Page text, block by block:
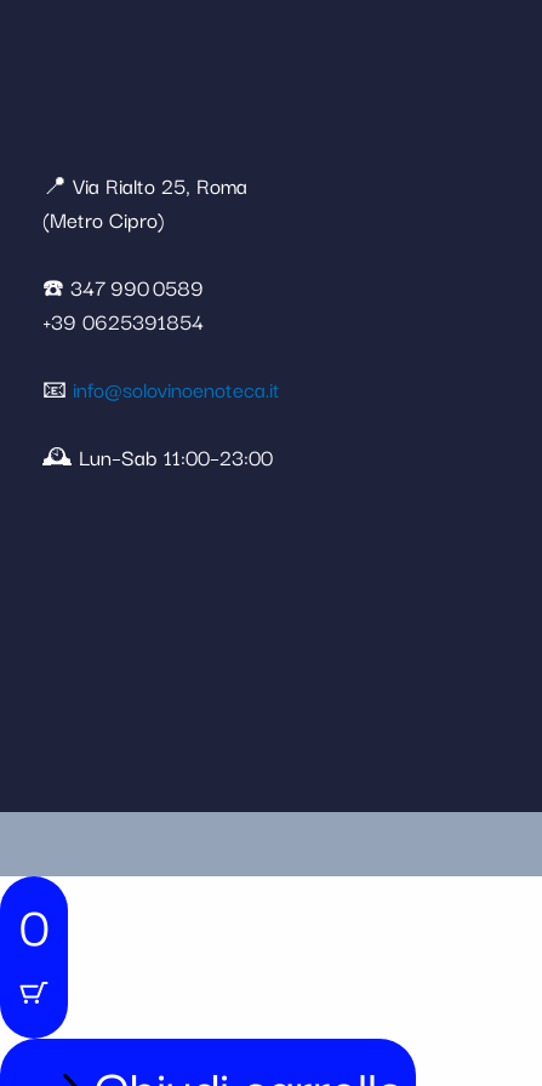
📍 Via Rialto 25, Roma
(Metro Cipro)
☎️ 347 990 0589
+39 0625391854
📧 info@solovinoenoteca.it
🕰️ Lun–Sab 11:00–23:00
0